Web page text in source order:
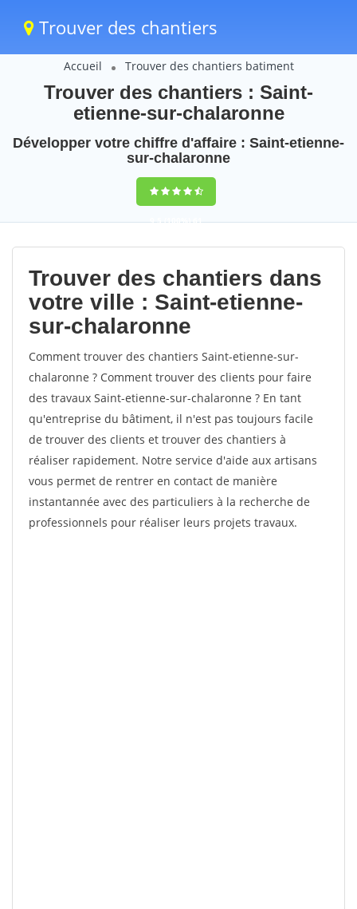
Trouver des chantiers
Accueil Trouver des chantiers batiment
Trouver des chantiers : Saint-
etienne-sur-chalaronne
Développer votre chiffre d'affaire : Saint-etienne-
sur-chalaronne
9,5(100%)61
votes
Trouver des chantiers dans
votre ville : Saint-etienne-
sur-chalaronne
Comment trouver des chantiers Saint-etienne-sur-
chalaronne ? Comment trouver des clients pour faire
des travaux Saint-etienne-sur-chalaronne ? En tant
qu'entreprise du bâtiment, il n'est pas toujours facile
de trouver des clients et trouver des chantiers à
réaliser rapidement. Notre service d'aide aux artisans
vous permet de rentrer en contact de manière
instantannée avec des particuliers à la recherche de
professionnels pour réaliser leurs projets travaux.